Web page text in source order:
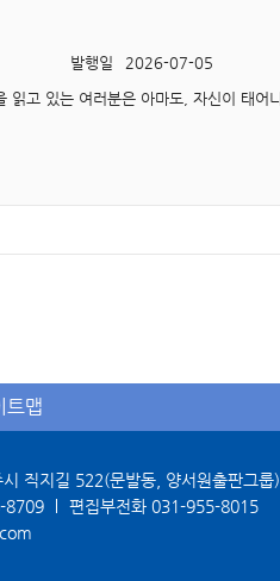
발행일
2026-07-05
트맵
직지길 522(문발동, 양서원출판그룹)
8709 편집부전화 031-955-8015